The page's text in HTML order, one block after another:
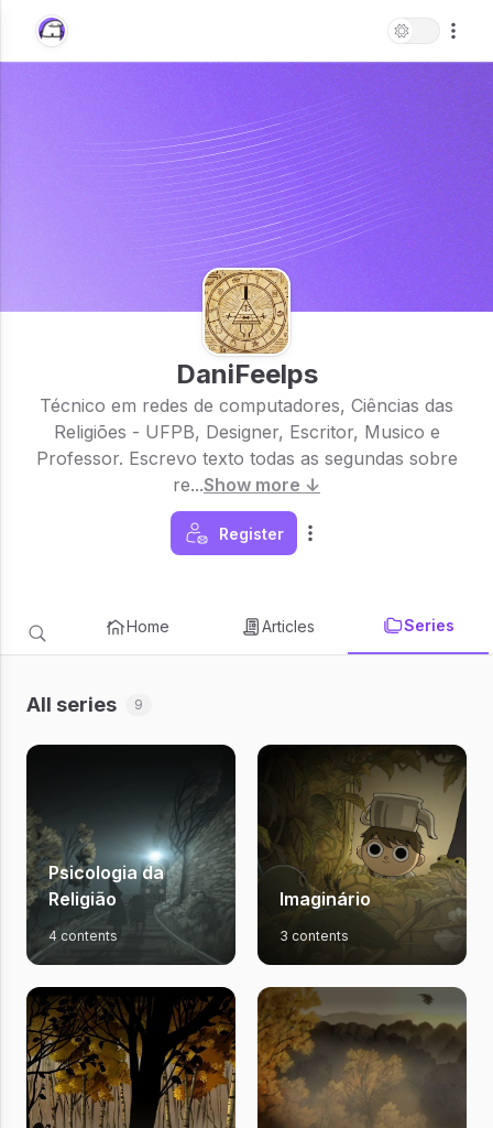
DaniFeelps
Técnico em redes de computadores, Ciências das
Religiões - UFPB, Designer, Escritor, Musico e
Professor. Escrevo texto todas as segundas sobre
re...Show more ↓
Register
Home Articles Series
All series 9
Psicologia da
Religião
4 contents
Imaginário
3 contents